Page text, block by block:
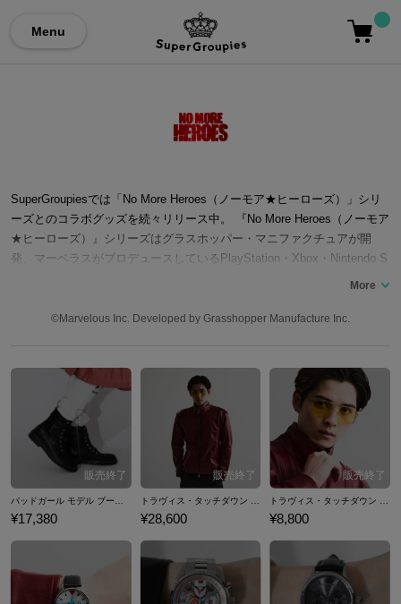
Menu
SuperGroupiesでは「No More Heroes（ノーモア★ヒーローズ）」シリ
ーズとのコラボグッズを続々リリース中。 『No More Heroes（ノーモア
★ヒーローズ）』シリーズはグラスホッパー・マニファクチュアが開
発、マーベラスがプロデュースしているPlayStation・Xbox・Nintendo S
witch・PC(steam)等の様々なプラットフォームで発売されている、殺し
ーモア★ヒーローズ）』では、主人公トラヴィス・タッチダウンは、イ
乗る女性シルヴィア・クリステルが現れ、勝手にトラヴィスをUAA第11
位の殺し屋に認定。そして「10人のランカーを殺してランカートップに
なりたくない?」というシルヴィアの提案に乗ったトラヴィスの、クレイ
ジーな物語の幕が開けました。 ここではトラヴィス・タッチダウン、ヘ
ンリー・クールダウン、バッドガール、FU（ジェス・パディスト6
世）、NTカムイ（ニュータイプカムイ）といった人気キャラから着想を
得た腕時計やバッグ、アウター、シューズなど…『No More Heroes（ノ
ーモア★ヒーローズ）』シリーズのコラボファッションアイテムをご紹
©Marvelous Inc. Developed by Grasshopper Manufacture Inc.
¥17,380 ¥28,600 ¥8,800